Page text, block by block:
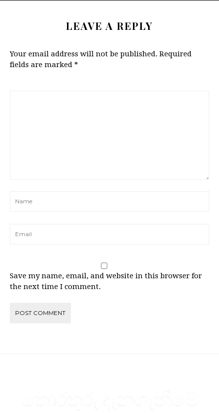
LEAVE A REPLY
Your email address will not be published. Required
fields are marked *
Save my name, email, and website in this browser for
the next time I comment.